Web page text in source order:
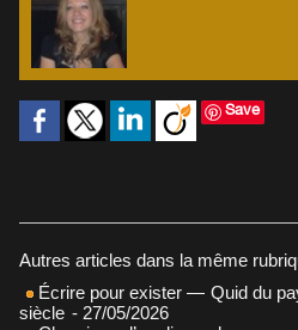
Save
Autres articles dans la même
Écrire pour exister — Quid du
siècle - 27/05/2026